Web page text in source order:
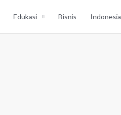
Edukasi Bisnis Indonesia